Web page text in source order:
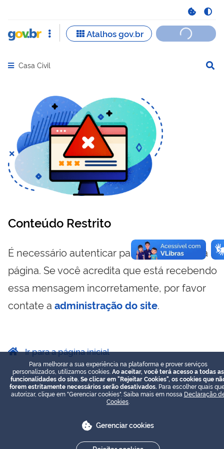
Abrir menu principal de navegação
Casa Civil
Conteúdo Restrito
É necessário autenticar para visualizar essa
página. Se você acredita que está recebendo
essa mensagem incorretamente, por favor
contate a administração do site.
Ir para a página inicial
Para melhorar a sua experiência na plataforma e prover serviços
personalizados, utilizamos cookies. Ao aceitar, você terá acesso a todas as
funcionalidades do site. Se clicar em "Rejeitar Cookies", os cookies que
forem estritamente necessários serão desativados. Para escolher quais
autorizar, clique em "Gerenciar cookies". Saiba mais em nossa Declaração
Cookies
Gerenciar cookies